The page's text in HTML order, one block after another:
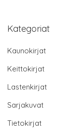
Kategoriat
Kaunokirjat
Keittokirjat
Lastenkirjat
Sarjakuvat
Tietokirjat